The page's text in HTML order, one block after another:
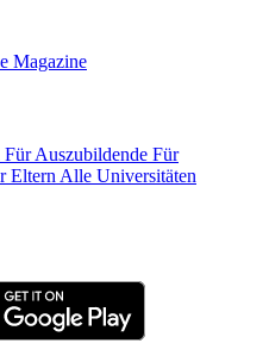
Magazine
Für Auszubildende Für
Eltern Alle Universitäten